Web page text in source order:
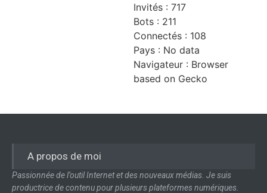
Invités : 717
Bots : 211
Connectés : 108
Pays : No data
Navigateur : Browser
based on Gecko
A propos de moi
Passionnée de l’outil Internet et des nouveaux médias. Je suis
productrice de contenu pour plusieurs plateformes numériques.